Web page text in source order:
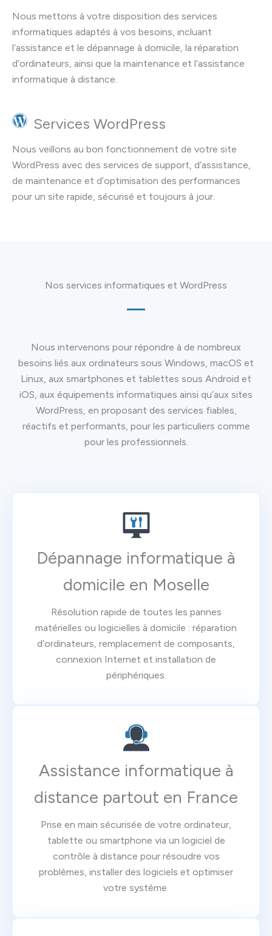
Nous mettons à votre disposition des services
informatiques adaptés à vos besoins, incluant
l’assistance et le dépannage à domicile, la réparation
d’ordinateurs, ainsi que la maintenance et l’assistance
informatique à distance.
Services WordPress
Nous veillons au bon fonctionnement de votre site
WordPress avec des services de support, d’assistance,
de maintenance et d’optimisation des performances
pour un site rapide, sécurisé et toujours à jour.
Nos services informatiques et WordPress
Nous intervenons pour répondre à de nombreux
besoins liés aux ordinateurs sous Windows, macOS et
Linux, aux smartphones et tablettes sous Android et
iOS, aux équipements informatiques ainsi qu’aux sites
WordPress, en proposant des services fiables,
réactifs et performants, pour les particuliers comme
pour les professionnels.
Dépannage informatique à
domicile en Moselle
Résolution rapide de toutes les pannes
matérielles ou logicielles à domicile : réparation
d’ordinateurs, remplacement de composants,
connexion Internet et installation de
périphériques.
Assistance informatique à
distance partout en France
Prise en main sécurisée de votre ordinateur,
tablette ou smartphone via un logiciel de
contrôle à distance pour résoudre vos
problèmes, installer des logiciels et optimiser
votre système.